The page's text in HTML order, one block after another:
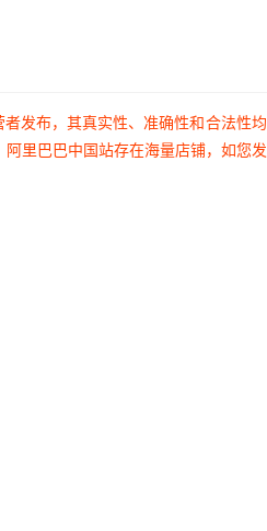
发布，其真实性、准确性和合法性
里巴巴中国站存在海量店铺，如您